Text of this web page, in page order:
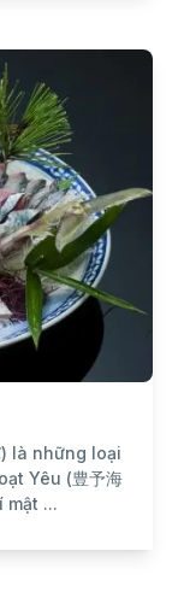
) là những loại
Yêu (豊予海
mật ...